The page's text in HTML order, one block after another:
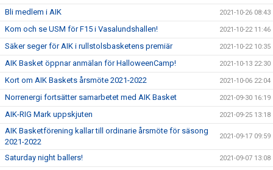
Bli medlem i AIK 2021-10-26 08:43
Kom och se USM för F15 i Vasalundshallen! 2021-10-22 11:46
Säker seger för AIK i rullstolsbasketens premiär 2021-10-22 10:35
AIK Basket öppnar anmälan för HalloweenCamp! 2021-10-13 22:30
Kort om AIK Baskets årsmöte 2021-2022 2021-10-06 22:04
Norrenergi fortsätter samarbetet med AIK Basket 2021-09-30 16:19
AIK-RIG Mark uppskjuten 2021-09-25 13:18
AIK Basketförening kallar till ordinarie årsmöte för säsong
2021-2022
2021-09-17 09:59
Saturday night ballers! 2021-09-07 13:08